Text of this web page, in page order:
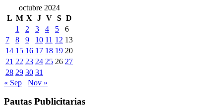
octubre 2024
L M X J V S D
1
2 3 4 5
6
7
8 9 10 11 12 13
14 15 16 17 18 19 20
21 22 23 24 25 26 27
28 29 30 31
« Sep
Nov »
Pautas Publicitarias